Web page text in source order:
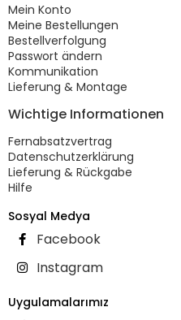
Mein Konto
Meine Bestellungen
Bestellverfolgung
Passwort ändern
Kommunikation
Lieferung & Montage
Wichtige Informationen
Fernabsatzvertrag
Datenschutzerklärung
Lieferung & Rückgabe
Hilfe
Sosyal Medya
Facebook
Instagram
Uygulamalarımız